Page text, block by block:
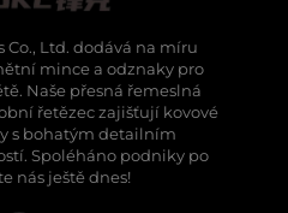
Co., Ltd. dodává na míru
mince a odznaky pro
Naše přesná řemeslná
řetězec zajišťují kovové
s bohatým detailním
Spoléháno podniky po
nás ještě dnes!